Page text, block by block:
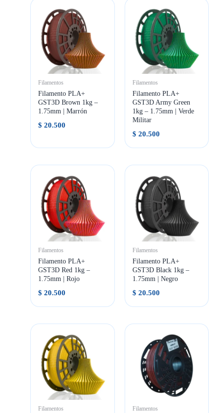
Filamentos
Filamento PLA+
GST3D Brown 1kg –
1.75mm | Marrón
$ 20.500
Filamentos
Filamento PLA+
GST3D Army Green
1kg – 1.75mm | Verde
Militar
$ 20.500
Filamentos
Filamento PLA+
GST3D Red 1kg –
1.75mm | Rojo
$ 20.500
Filamentos
Filamento PLA+
GST3D Black 1kg –
1.75mm | Negro
$ 20.500
Filamentos Filamentos